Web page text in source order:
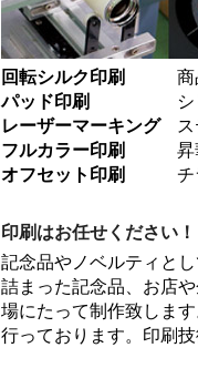
回転シルク印刷
商
パッド印刷
レーザーマーキング
フルカラー印刷
昇
オフセット印刷
チ
印刷はお任せください！
記念品やノベルティと
詰まった記念品、お店
場にたって制作致しま
行っております。印刷